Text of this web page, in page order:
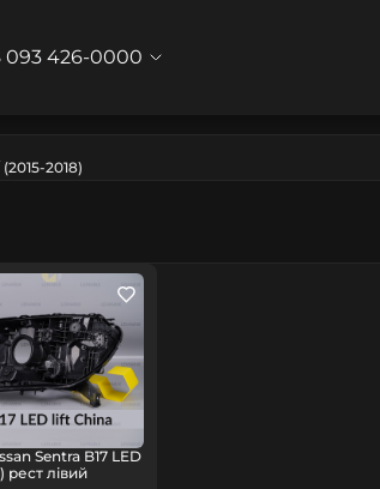
093 426-0000
(2015-2018)
Sentra B17 LED
рест лівий